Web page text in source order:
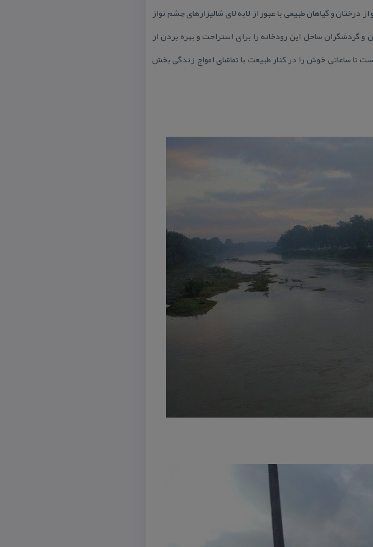
و گیاهان طبیعی با عبور از لابه لای شالیزارهای چشم نواز
گردشگران ساحل این رودخانه را برای استراحت و بهره بردن از
تا ساعاتی خوش را در كنار طبیعت با تماشای امواج زندگی بخش